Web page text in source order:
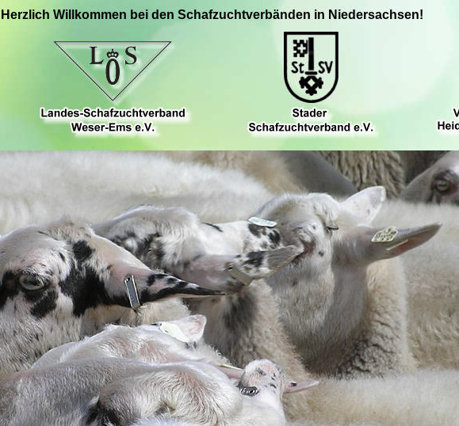
Herzlich Willkommen bei den Schafzuchtverbänden in Niedersachsen!